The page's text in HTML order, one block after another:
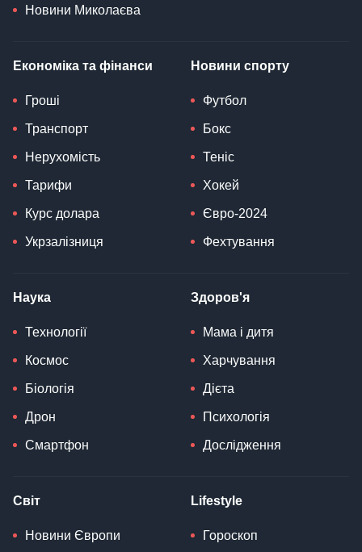
Новини Миколаєва
Економіка та фінанси
Гроші
Транспорт
Нерухомість
Тарифи
Курс долара
Укрзалізниця
Новини спорту
Футбол
Бокс
Теніс
Хокей
Євро-2024
Фехтування
Наука
Технології
Космос
Біологія
Дрон
Смартфон
Здоров'я
Мама і дитя
Харчування
Дієта
Психологія
Дослідження
Світ
Новини Європи
Lifestyle
Гороскоп